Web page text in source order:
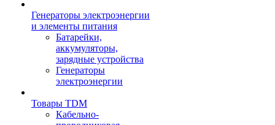
Генераторы электроэнергии
и элементы питания
Батарейки,
аккумуляторы,
зарядные устройства
Генераторы
электроэнергии
Товары TDM
Кабельно-